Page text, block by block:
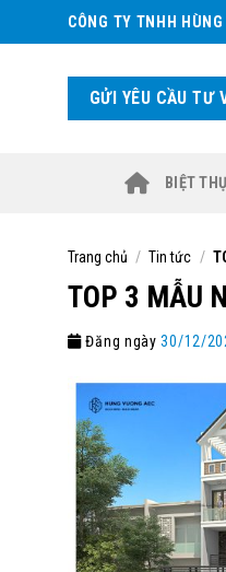
to
CÔNG TY TNHH
GỬI YÊU CẦU TƯ
BIỆT
Trang chủ / Tin tức /
TOP 3 MẪU
Đăng ngày30/12/